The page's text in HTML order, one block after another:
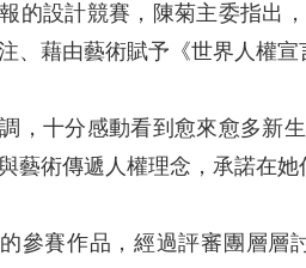
的設計競賽，陳菊主委指出
、藉由藝術賦予《世界人權宣
，十分感動看到愈來愈多新
藝術傳遞人權理念，承諾在她
參賽作品，經過評審團層層